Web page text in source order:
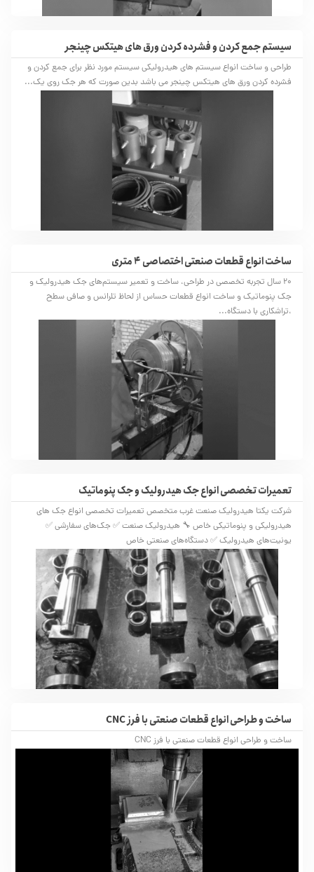
سیستم جمع کردن و فشرده کردن ورق های هیتکس چینجر
طراحی و ساخت انواع سیستم های هیدرولیکی سیستم مورد نظر برای جمع کردن و
فشرده کردن ورق های هیتکس چینجر می باشد بدین صورت که هر جک روی یک...
ساخت انواع قطعات صنعتی اختصاصی 4 متری
20 سال تجربه تخصصی در طراحی، ساخت و تعمیر سیستم‌های جک هیدرولیک و
جک پنوماتیک و ساخت انواع قطعات حساس از لحاظ تلرانس و صافی سطح
،تراشکاری با دستگاه...
تعمیرات تخصصی انواع جک هیدرولیک و جک پنوماتیک
شرکت یکتا هیدرولیک صنعت غرب متخصص تعمیرات تخصصی انواع جک های
هیدرولیکی و پنوماتیکی خاص 🔧 هیدرولیک صنعت ✅ جک‌های سفارشی ✅
یونیت‌های هیدرولیک ✅ دستگاه‌های صنعتی خاص
ساخت و طراحی انواع قطعات صنعتی با فرز CNC
ساخت و طراحی انواع قطعات صنعتی با فرز CNC